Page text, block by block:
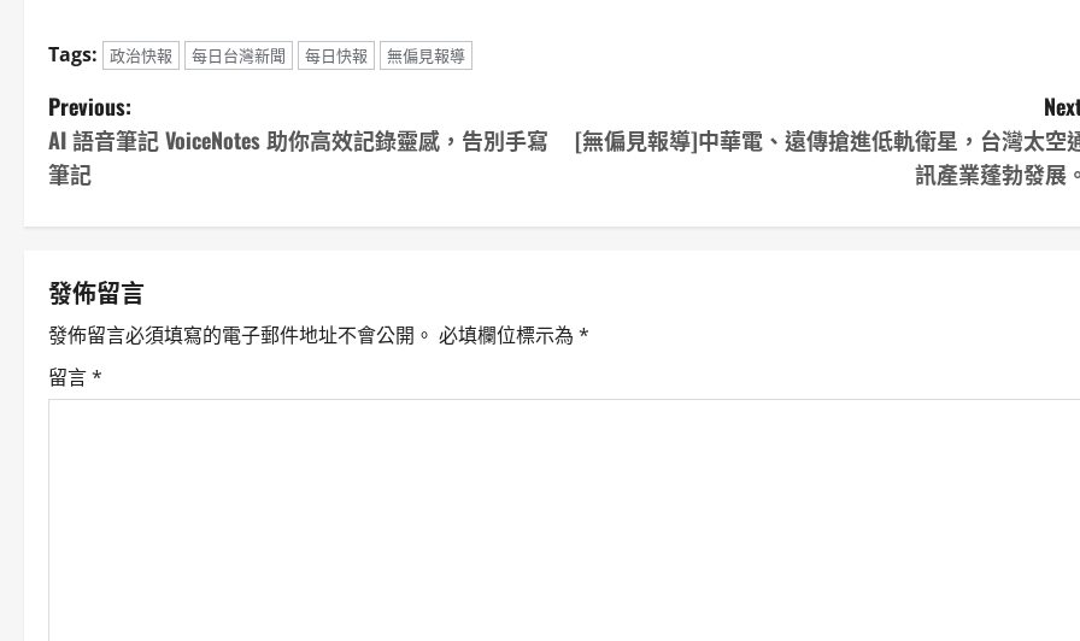
Tags: 政治快報 每日台灣新聞 每日快報 無偏見報導
P
o
s
n
a
v
Previous:
AI 語音筆記 VoiceNotes 助你高效記錄靈感，告別手寫
筆記
[無偏見報導]中華電、遠傳搶進低軌衛星，台灣太空
訊產業蓬勃發展。
發佈留言
發佈留言必須填寫的電子郵件地址不會公開。 必填欄位標示為 *
留言*